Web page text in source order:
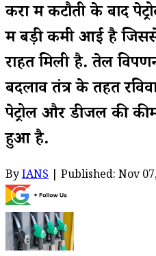
करों में कटौती के बाद
में बड़ी कमी आई है
राहत मिली है. तेल
बदलाव तंत्र के तहत
पेट्रोल और डीजल की
हुआ है.
ByIANS | Published: Nov